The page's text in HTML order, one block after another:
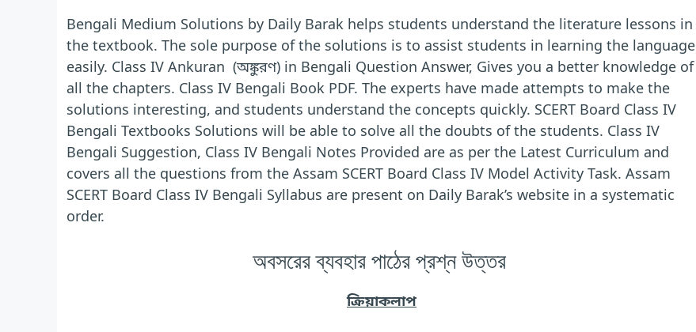
Bengali Medium Solutions by Daily Barak helps students understand the literature lessons in
the textbook. The sole purpose of the solutions is to assist students in learning the language
easily. Class IV Ankuran (অঙ্কুরণ) in Bengali Question Answer, Gives you a better knowledge of
all the chapters. Class IV Bengali Book PDF. The experts have made attempts to make the
solutions interesting, and students understand the concepts quickly. SCERT Board Class IV
Bengali Textbooks Solutions will be able to solve all the doubts of the students. Class IV
Bengali Suggestion, Class IV Bengali Notes Provided are as per the Latest Curriculum and
covers all the questions from the Assam SCERT Board Class IV Model Activity Task. Assam
SCERT Board Class IV Bengali Syllabus are present on Daily Barak’s website in a systematic
order.
অবসরের ব্যবহার পাঠের প্রশ্ন উত্তর
ক্রিয়াকলাপ